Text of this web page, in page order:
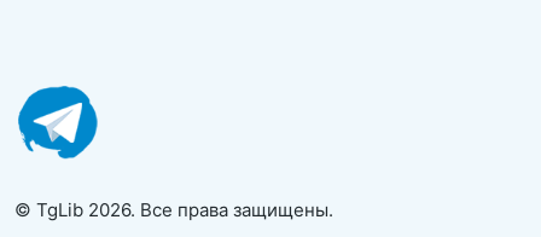
© TgLib 2026. Все права защищены.